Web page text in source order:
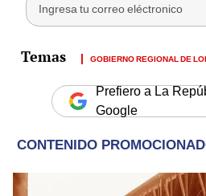
GOBIERNO REGIONAL DE
Prefiero a La
Google